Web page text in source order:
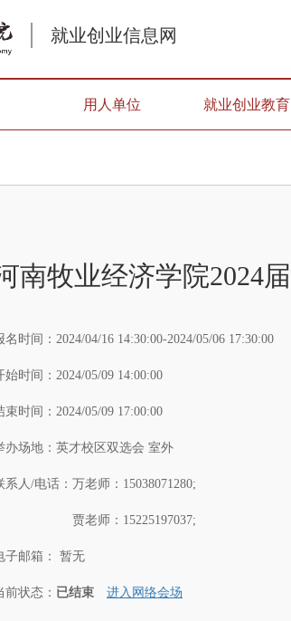
就业创业信息网
用人单位 就业创业教育
南牧业经济学院2024
名时间： 2024/04/16 14:30:00-2024/05/06 17:30:00
始时间： 2024/05/09 14:00:00
束时间： 2024/05/09 17:00:00
办场地： 英才校区双选会 室外
系人/电话： 万老师：15038071280;
贾老师：15225197037;
子邮箱： 暂无
前状态： 已结束 进入网络会场